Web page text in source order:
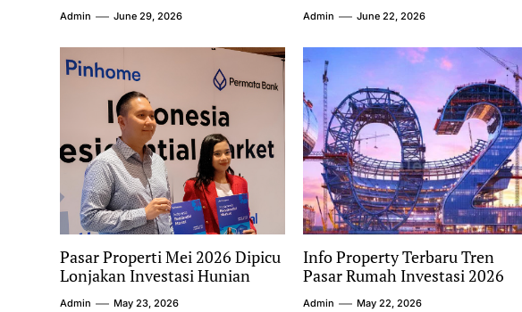
Admin June 29, 2026 Admin June 22, 2026
Pasar Properti Mei 2026 Dipicu
Lonjakan Investasi Hunian
Admin May 23, 2026
Info Property Terbaru Tren
Pasar Rumah Investasi 2026
Admin May 22, 2026